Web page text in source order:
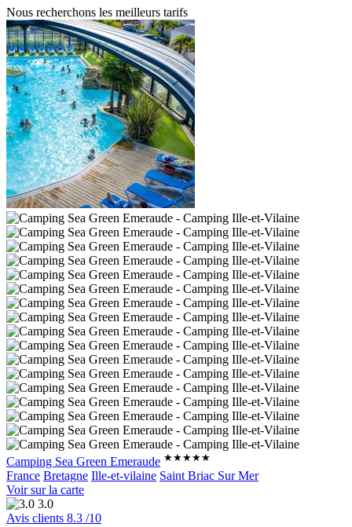
Nous recherchons les meilleurs tarifs
Camping Sea Green Emeraude ★★★★★
France Bretagne Ille-et-vilaine Saint Briac Sur Mer
Voir sur la carte
3.0
Avis clients 8.3 /10